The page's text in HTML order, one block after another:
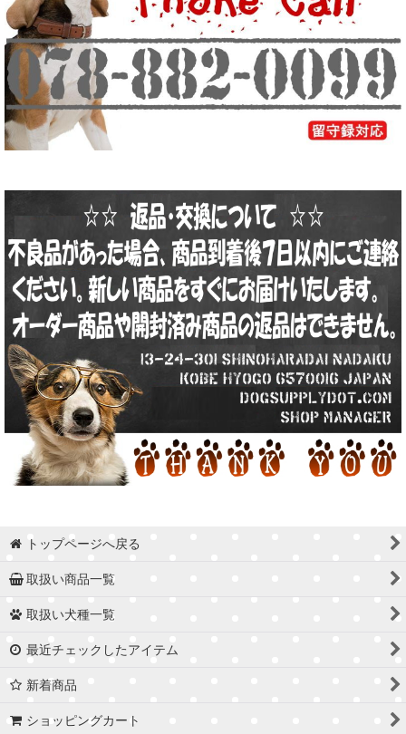
トップページへ戻る
取扱い商品一覧
取扱い犬種一覧
最近チェックしたアイテム
新着商品
ショッピングカート